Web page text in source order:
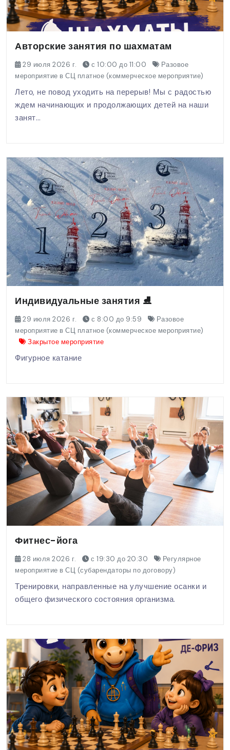
Авторские занятия по шахматам
29 июля 2026 г. с 10:00 до 11:00
Разовое
мероприятие в СЦ платное (коммерческое мероприятие)
Лето, не повод уходить на перерыв! Мы с радостью
ждем начинающих и продолжающих детей на наши
занят…
Индивидуальные занятия ⛸️
29 июля 2026 г. с 8:00 до 9:59
Разовое
мероприятие в СЦ платное (коммерческое мероприятие)
Закрытое мероприятие
Фигурное катание
Фитнес-йога
28 июля 2026 г. с 19:30 до 20:30
Регулярное
мероприятие в СЦ (субарендаторы по договору)
Тренировки, направленные на улучшение осанки и
общего физического состояния организма.